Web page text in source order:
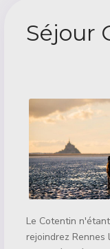
Séjour
Le Cotentin
rejoindrez Rennes